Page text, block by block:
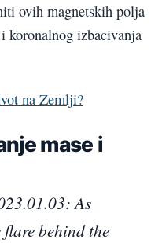
ovih magnetskih polja
koronalnog izbacivanja
na Zemlji?
mase i
As
behind the